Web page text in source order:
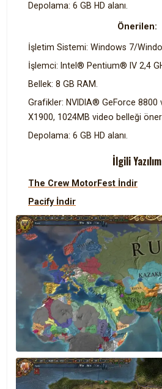
Depolama: 6 GB HD alanı.
Önerilen:
İşletim Sistemi: Windows 7/
İşlemci: Intel® Pentium® IV 2,4
Bellek: 8 GB RAM.
Grafikler: NVIDIA® GeForce 8800
X1900, 1024MB video belleği
Depolama: 6 GB HD alanı.
İlgili Yazılım
The Crew MotorFest İndir
Pacify İndir